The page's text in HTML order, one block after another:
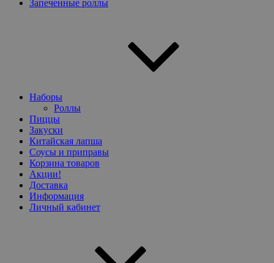
Запеченные роллы
Наборы
Роллы
Пиццы
Закуски
Китайская лапша
Соусы и приправы
Корзина товаров
Акции!
Доставка
Информация
Личный кабинет